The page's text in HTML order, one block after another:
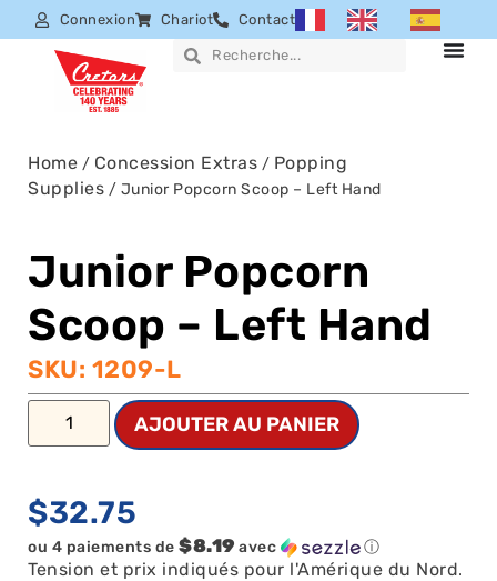
Connexion Chariot Contact
Home / Concession Extras / Popping
Supplies / Junior Popcorn Scoop – Left Hand
Junior Popcorn
Scoop – Left Hand
SKU: 1209-L
AJOUTER AU PANIER
$32.75
ou 4 paiements de $8.19 avec ⓘ
Tension et prix indiqués pour l'Amérique du Nord.